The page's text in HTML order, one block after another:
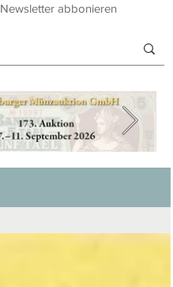
Newsletter abbonieren